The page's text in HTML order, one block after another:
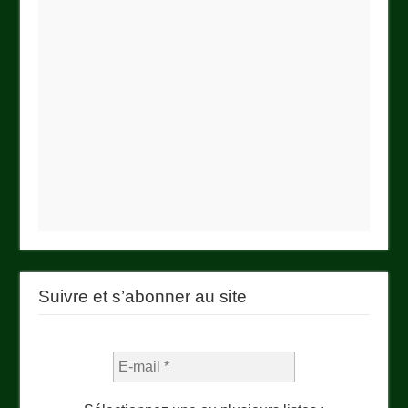
Suivre et s’abonner au site